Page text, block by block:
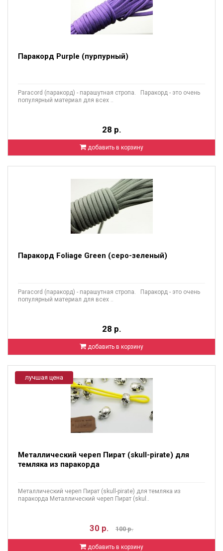
Паракорд Purple (пурпурный)
Paracord (паракорд) - парашутная стропа. Паракорд - это очень
популярный материал для всех ..
28 р.
добавить в корзину
Паракорд Foliage Green (серо-зеленый)
Paracord (паракорд) - парашутная стропа. Паракорд - это очень
популярный материал для всех ..
28 р.
добавить в корзину
лучшая цена
Металлический череп Пират (skull-pirate) для
темляка из паракорда
Металлический череп Пират (skull-pirate) для темляка из
паракорда Металлический череп Пират (skul..
30 р. 100 р.
добавить в корзину